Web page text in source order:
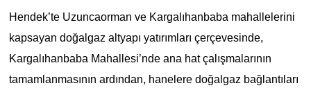
Hendek’te Uzuncaorman ve Kargalıhanbaba mahallelerini
kapsayan doğalgaz altyapı yatırımları çerçevesinde,
Kargalıhanbaba Mahallesi’nde ana hat çalışmalarının
tamamlanmasının ardından, hanelere doğalgaz bağlantıları